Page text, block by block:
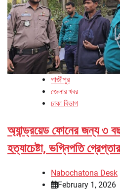
গাজীপুর
জেলার খবর
ঢাকা বিভাগ
অ্যান্ড্রয়েড ফোনের জন্য ৩
হত্যাচেষ্টা, ভগ্নিপতি গ্রেপ্তার
Nabochatona Desk
February 1, 2026